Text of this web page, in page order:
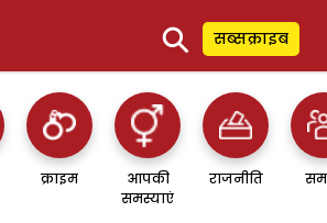
⚲ सब्सक्राइब
क्राइम
आपकी
समस्याएं
राजनीति